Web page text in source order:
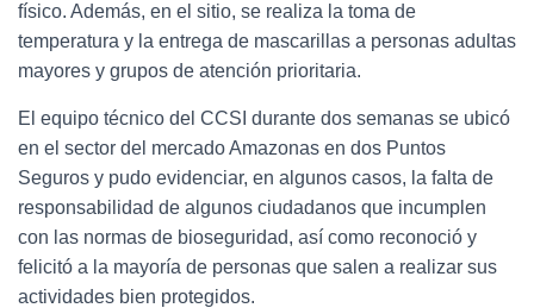
físico. Además, en el sitio, se realiza la toma de
temperatura y la entrega de mascarillas a personas adultas
mayores y grupos de atención prioritaria.
El equipo técnico del CCSI durante dos semanas se ubicó
en el sector del mercado Amazonas en dos Puntos
Seguros y pudo evidenciar, en algunos casos, la falta de
responsabilidad de algunos ciudadanos que incumplen
con las normas de bioseguridad, así como reconoció y
felicitó a la mayoría de personas que salen a realizar sus
actividades bien protegidos.